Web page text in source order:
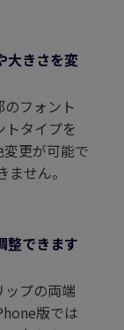
大きさを変
フォント
トタイプを
更が可能で
せん。
整できます
ップの両端
版では